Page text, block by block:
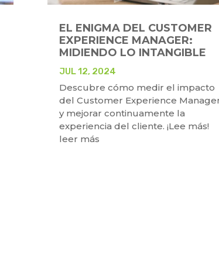
EL ENIGMA DEL CUSTOMER
EXPERIENCE MANAGER:
MIDIENDO LO INTANGIBLE
JUL 12, 2024
Descubre cómo medir el impacto
del Customer Experience
y mejorar continuamente la
experiencia del cliente. ¡Lee más!
leer más